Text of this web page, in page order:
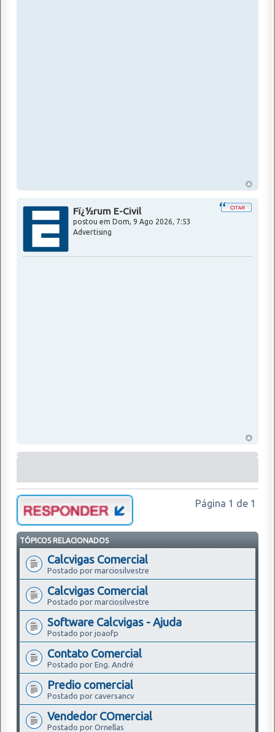
Fï¿½rum E-Civil
postou em Dom, 9 Ago 2026, 7:53
Advertising
Página 1 de 1
TÓPICOS RELACIONADOS
Calcvigas Comercial
Postado por marciosilvestre
Calcvigas Comercial
Postado por marciosilvestre
Software Calcvigas - Ajuda
Postado por joaofp
Contato Comercial
Postado por Eng. André
Predio comercial
Postado por caversancv
Vendedor COmercial
Postado por Ornellas